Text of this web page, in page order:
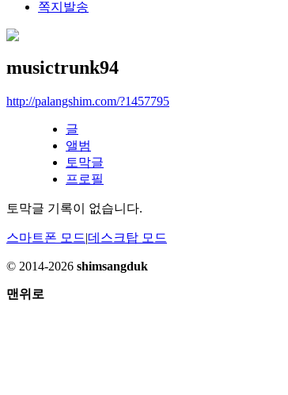
쪽지발송
musictrunk94
http://palangshim.com/?1457795
글
앨범
토막글
프로필
토막글 기록이 없습니다.
스마트폰 모드|데스크탑 모드
© 2014-2026 shimsangduk
맨위로